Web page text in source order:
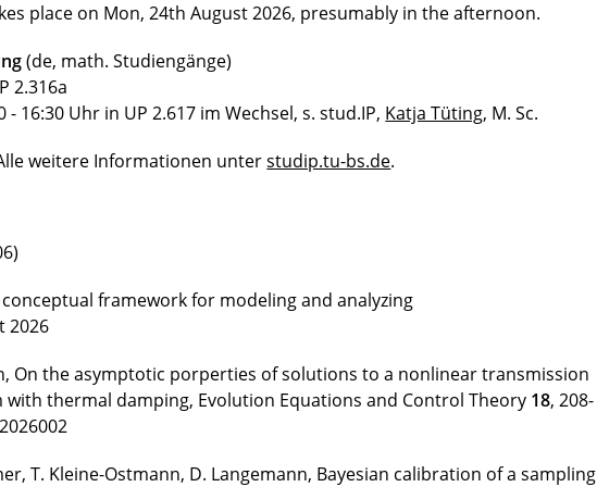
place on Mon, 24th August 2026, presumably in the afternoon.
(de, math. Studiengänge)
2.316a
- 16:30 Uhr in UP 2.617 im Wechsel, s. stud.IP, Katja Tüting, M. Sc.
weitere Informationen unterstudip.tu-bs.de.
conceptual framework for modeling and analyzing
2026
On the asymptotic porperties of solutions to a nonlinear transmission
with thermal damping, Evolution Equations and Control Theory 18, 208-
T. Kleine-Ostmann, D. Langemann, Bayesian calibration of a sampling